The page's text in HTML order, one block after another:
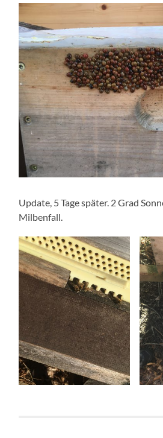
Update, 5 Tage später. 2 Grad
Milbenfall.